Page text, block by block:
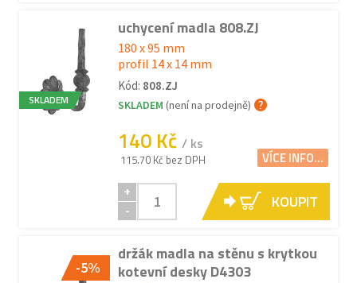
SKLADEM
uchycení madla 808.ZJ
180 x 95 mm
profil 14 x 14 mm
Kód: 808.ZJ
SKLADEM (není na prodejně)
140 Kč / ks
115.70 Kč bez DPH VÍCE INFO...
+
-
KOUPIT
-5%
držák madla na stěnu s krytkou
kotevní desky D4303